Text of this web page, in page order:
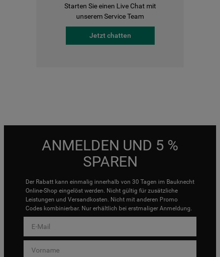
Starten Sie einen Live Chat mit
unserem Service Team
Jetzt chatten
ANMELDEN UND 5 %
SPAREN
Der Rabatt kann einmalig innerhalb von 30 Tagen im Bauknecht
Online-Shop eingelöst werden. Nicht gültig für zusätzliche
Leistungen und Versandkosten. Nicht mit anderen Promo
Codes kombinierbar. Nur erhältlich bei erstmaliger Anmeldung.